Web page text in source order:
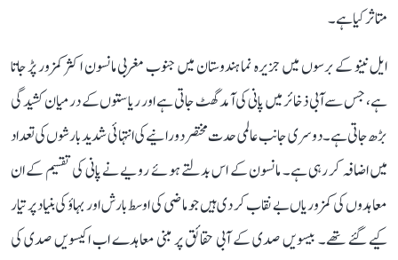
متاثر کیا ہے۔
ایل نینو کے برسوں میں جزیرہ نما ہندوستان میں جنوب مغربی مانسون اکثر کمزور پڑ جاتا
ہے، جس سے آبی ذخائر میں پانی کی آمد گھٹ جاتی ہے اور ریاستوں کے درمیان کشیدگی
بڑھ جاتی ہے۔ دوسری جانب عالمی حدت مختصر دورانیے کی انتہائی شدید بارشوں کی تعداد
میں اضافہ کر رہی ہے۔ مانسون کے اس بدلتے ہوئے رویے نے پانی کی تقسیم کے ان
معاہدوں کی کمزوریاں بے نقاب کر دی ہیں جو ماضی کی اوسط بارش اور بہاؤ کی بنیاد پر تیار
کیے گئے تھے۔ بیسویں صدی کے آبی حقائق پر مبنی معاہدے اب اکیسویں صدی کی